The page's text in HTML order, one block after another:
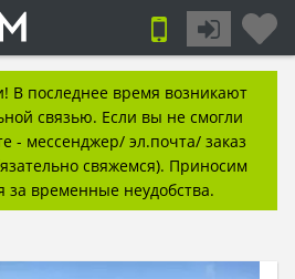
В последнее время возникают
связью. Если вы не смогли
- мессенджер/ эл.почта/ заказ
свяжемся). Приносим
за временные неудобства.